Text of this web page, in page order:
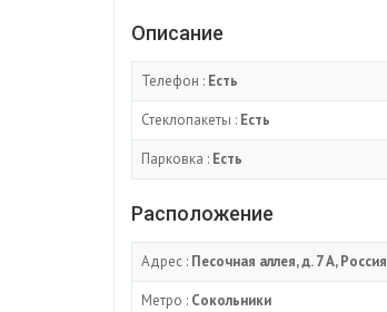
Описание
Телефон : Есть
Стеклопакеты : Есть
Парковка : Есть
Расположение
Адрес : Песочная аллея, д. 7 А, Россия
Метро : Сокольники